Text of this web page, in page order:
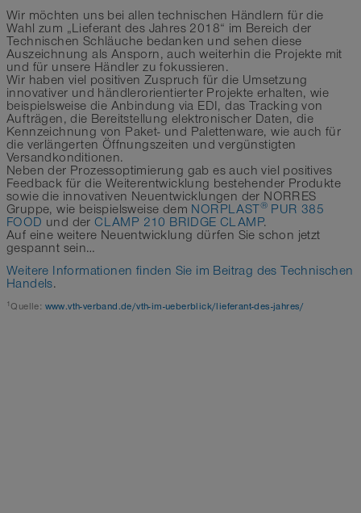
Wir möchten uns bei allen technischen Händlern für die
Wahl zum „Lieferant des Jahres 2018“ im Bereich der
Technischen Schläuche bedanken und sehen diese
Auszeichnung als Ansporn, auch weiterhin die Projekte mit
und für unsere Händler zu fokussieren.
Wir haben viel positiven Zuspruch für die Umsetzung
innovativer und händlerorientierter Projekte erhalten, wie
beispielsweise die Anbindung via EDI, das Tracking von
Aufträgen, die Bereitstellung elektronischer Daten, die
Kennzeichnung von Paket- und Palettenware, wie auch für
die verlängerten Öffnungszeiten und vergünstigten
Versandkonditionen.
Neben der Prozessoptimierung gab es auch viel positives
Feedback für die Weiterentwicklung bestehender Produkte
sowie die innovativen Neuentwicklungen der NORRES
Gruppe, wie beispielsweise dem NORPLAST® PUR 385
FOOD und derCLAMP 210 BRIDGE CLAMP.
Auf eine weitere Neuentwicklung dürfen Sie schon jetzt
gespannt sein…
Weitere Informationen finden Sie im Beitrag des Technischen
Handels.
1 Quelle: www.vth-verband.de/vth-im-ueberblick/lieferant-des-jahres/